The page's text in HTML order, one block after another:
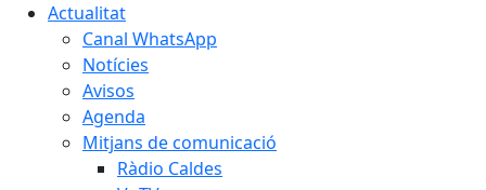
Actualitat
Canal WhatsApp
Notícies
Avisos
Agenda
Mitjans de comunicació
Ràdio Caldes